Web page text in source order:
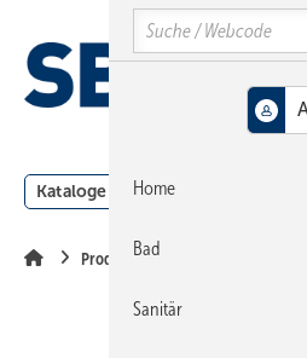
Hauptinhalt
Hauptmenü
SiteSearch
Kataloge Meldungen
Produkte
Search
Home
Bad
Sanitär